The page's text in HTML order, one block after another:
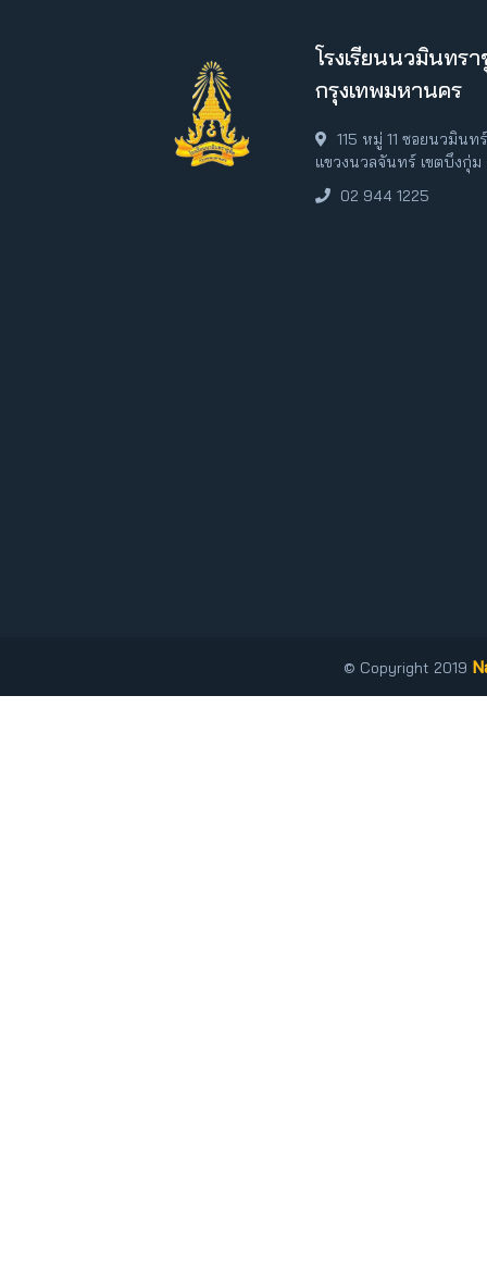
โรงเรียนนวมินทร
กรุงเทพมหานคร
115 หมู่ 11 ซอยนวมิน
แขวงนวลจันทร์ เขตบึงกุ่
02 944 1225
© Copyright 2019